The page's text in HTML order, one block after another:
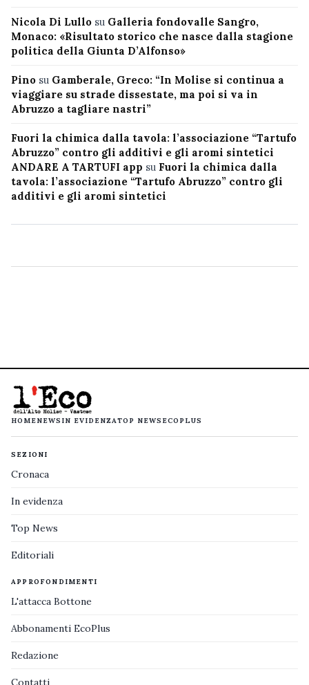
Nicola Di Lullo su Galleria fondovalle Sangro,
Monaco: «Risultato storico che nasce dalla stagione
politica della Giunta D’Alfonso»
Pino su Gamberale, Greco: “In Molise si continua a
viaggiare su strade dissestate, ma poi si va in
Abruzzo a tagliare nastri”
Fuori la chimica dalla tavola: l’associazione “Tartufo
Abruzzo” contro gli additivi e gli aromi sintetici
ANDARE A TARTUFI app su Fuori la chimica dalla
tavola: l’associazione “Tartufo Abruzzo” contro gli
additivi e gli aromi sintetici
HOMENEWS IN EVIDENZATOP NEWS ECOPLUS
SEZIONI
Cronaca
In evidenza
Top News
Editoriali
APPROFONDIMENTI
L'attacca Bottone
Abbonamenti EcoPlus
Redazione
Contatti